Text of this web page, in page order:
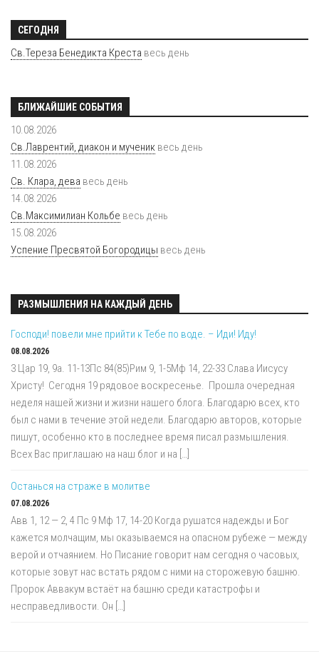
СЕГОДНЯ
Св.Тереза Бенедикта Креста весь день
БЛИЖАЙШИЕ СОБЫТИЯ
10.08.2026
Св.Лаврентий, диакон и мученик весь день
11.08.2026
Св. Клара, дева весь день
14.08.2026
Св.Максимилиан Кольбе весь день
15.08.2026
Успение Пресвятой Богородицы весь день
РАЗМЫШЛЕНИЯ НА КАЖДЫЙ ДЕНЬ
Господи! повели мне прийти к Тебе по воде. – Иди! Иду!
08.08.2026
3 Цар 19, 9a. 11-13Пс 84(85)Рим 9, 1-5Мф 14, 22-33 Слава Иисусу
Христу! Сегодня 19 рядовое воскресенье. Прошла очередная
неделя нашей жизни и жизни нашего блога. Благодарю всех, кто
был с нами в течение этой недели. Благодарю авторов, которые
пишут, особенно кто в последнее время писал размышления.
Всех Вас приглашаю на наш блог и на […]
Останься на страже в молитве
07.08.2026
Авв 1, 12 — 2, 4 Пс 9 Мф 17, 14-20 Когда рушатся надежды и Бог
кажется молчащим, мы оказываемся на опасном рубеже — между
верой и отчаянием. Но Писание говорит нам сегодня о часовых,
которые зовут нас встать рядом с ними на сторожевую башню.
Пророк Аввакум встаёт на башню среди катастрофы и
несправедливости. Он […]